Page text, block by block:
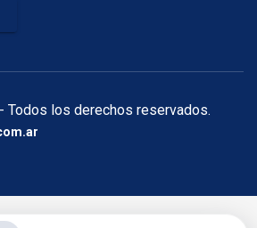
los derechos reservados.